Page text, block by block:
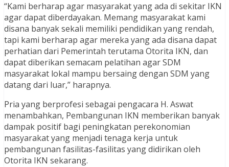
“Kami berharap agar masyarakat yang ada di sekitar IKN
agar dapat diberdayakan. Memang masyarakat kami
disana banyak sekali memiliki pendidikan yang rendah,
tapi kami berharap agar mereka yang ada disana dapat
perhatian dari Pemerintah terutama Otorita IKN, dan
dapat diberikan semacam pelatihan agar SDM
masyarakat lokal mampu bersaing dengan SDM yang
datang dari luar,” harapnya.
Pria yang berprofesi sebagai pengacara H. Aswat
menambahkan, Pembangunan IKN memberikan banyak
dampak positif bagi peningkatan perekonomian
masyarakat yang menjadi tenaga kerja untuk
pembangunan fasilitas-fasilitas yang didirikan oleh
Otorita IKN sekarang.